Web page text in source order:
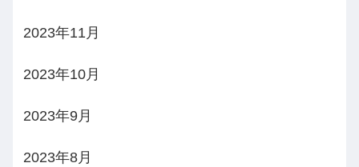
2023年11月
2023年10月
2023年9月
2023年8月